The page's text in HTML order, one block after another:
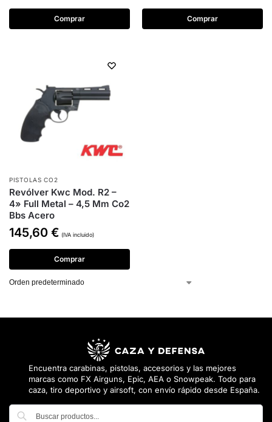
Comprar Comprar
PISTOLAS CO2
Revólver Kwc Mod. R2 –
4» Full Metal – 4,5 Mm Co2
Bbs Acero
145,60 € (IVA incluido)
Comprar
Encuentra carabinas, pistolas, accesorios y las mejores
marcas como FX Airguns, Epic, AEA o Snowpeak. Todo para
caza, tiro deportivo y airsoft, con envío rápido desde España.